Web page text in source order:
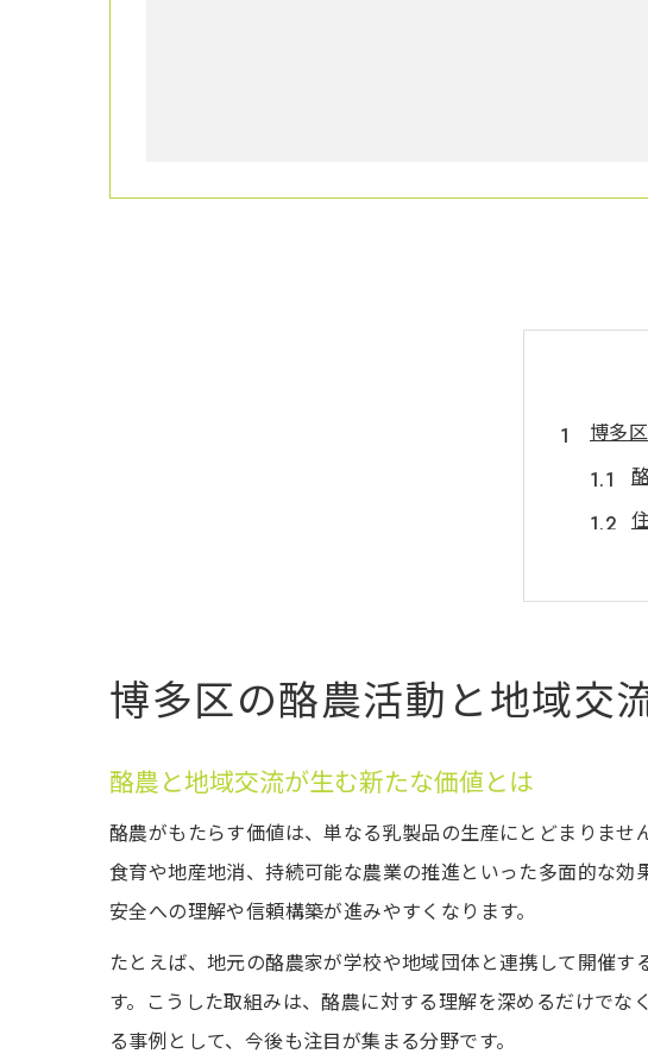
博多
酪農
地域
博多区の酪農活動と地域交
酪農と地域交流が生む新たな価値とは
酪農がもたらす価値は、単なる乳製品の生産にとどまりませ
食育や地産地消、持続可能な農業の推進といった多面的な
安全への理解や信頼構築が進みやすくなります。
たとえば、地元の酪農家が学校や地域団体と連携して開催
す。こうした取組みは、酪農に対する理解を深めるだけで
る事例として、今後も注目が集まる分野です。